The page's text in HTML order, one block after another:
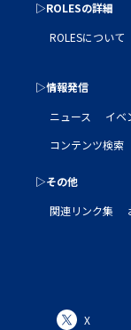
▷ROLESの詳細
ROLESについて
▷情報発信
ニュース
イベ
コンテンツ検索
▷その他
関連リンク集
X